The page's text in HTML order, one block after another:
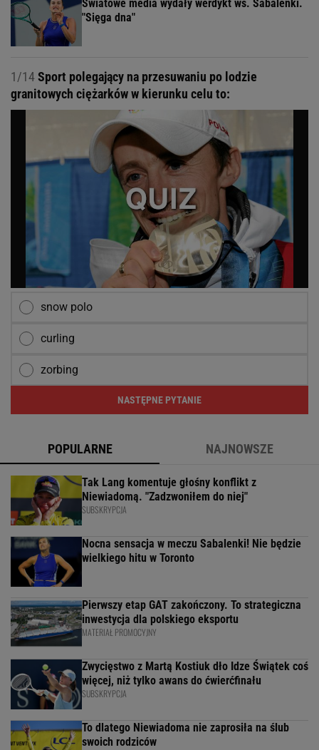
Światowe media wydały werdykt ws. Sabalenki.
"Sięga dna"
1/14Sport polegający na przesuwaniu po lodzie
granitowych ciężarków w kierunku celu to:
snow polo
curling
zorbing
NASTĘPNE PYTANIE
POPULARNE NAJNOWSZE
Tak Lang komentuje głośny konflikt z
Niewiadomą. "Zadzwoniłem do niej"
SUBSKRYPCJA
Nocna sensacja w meczu Sabalenki! Nie będzie
wielkiego hitu w Toronto
Pierwszy etap GAT zakończony. To strategiczna
inwestycja dla polskiego eksportu
MATERIAŁ PROMOCYJNY
Zwycięstwo z Martą Kostiuk dło Idze Świątek coś
więcej, niż tylko awans do ćwierćfinału
SUBSKRYPCJA
To dlatego Niewiadoma nie zaprosiła na ślub
swoich rodziców